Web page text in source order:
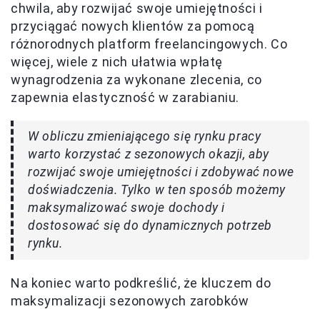
chwila, aby rozwijać swoje umiejętności i
przyciągać nowych klientów za pomocą
różnorodnych platform freelancingowych. Co
więcej, wiele z nich ułatwia wpłatę
wynagrodzenia za wykonane zlecenia, co
zapewnia elastyczność w zarabianiu.
W obliczu zmieniającego się rynku pracy
warto korzystać z sezonowych okazji, aby
rozwijać swoje umiejętności i zdobywać nowe
doświadczenia. Tylko w ten sposób możemy
maksymalizować swoje dochody i
dostosować się do dynamicznych potrzeb
rynku.
Na koniec warto podkreślić, że kluczem do
maksymalizacji sezonowych zarobków